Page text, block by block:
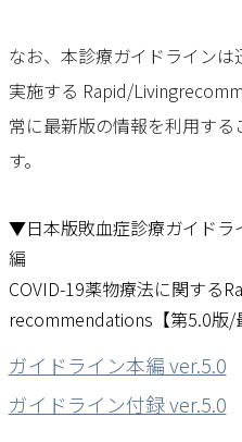
なお、本診療ガイドライン
実施する Rapid/
常に最新版の情報を利用す
す。
▼日本版敗血症診療ガイドラ
編
COVID-19薬物療法に関する
recommendations【第5.0版/
ガイドライン本編 ver.5.0
ガイドライン付録 ver.5.0